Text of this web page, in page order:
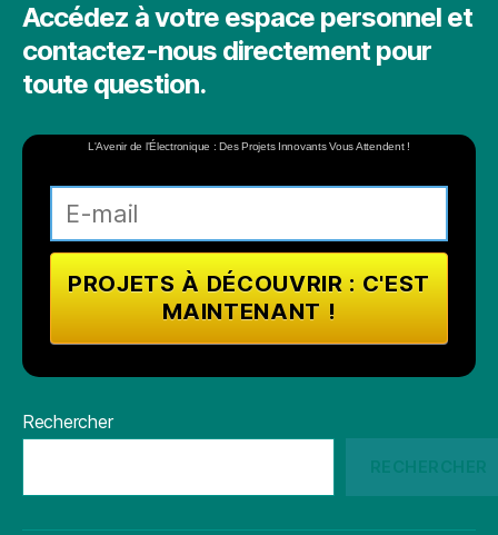
Accédez à votre espace personnel et
contactez-nous directement pour
toute question.
L'Avenir de l'Électronique : Des Projets Innovants Vous Attendent !
Rechercher